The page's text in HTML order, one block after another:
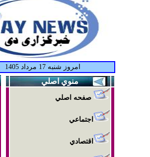
امروز شنبه 17 مرداد 1405اَللّهُمَّ كُنْ لِوَلِيِّكَ
منوي اصلي
صفحه اصلي
اجتماعي
اقتصادي